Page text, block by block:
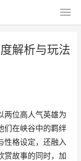
解析与玩法
两位高人气英雄为
们在峡谷中的羁绊
性格设定，还融入
赏故事的同时，加